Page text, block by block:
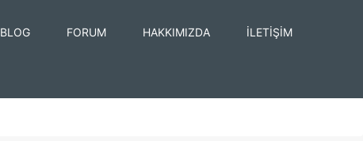
BLOG FORUM HAKKIMIZDA İLETİŞİM